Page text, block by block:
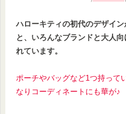
ハローキティの初代のデザイ
と、いろんなブランドと大人
れています。
ポーチやバッグなど1つ持って
なりコーディネートにも華が♪